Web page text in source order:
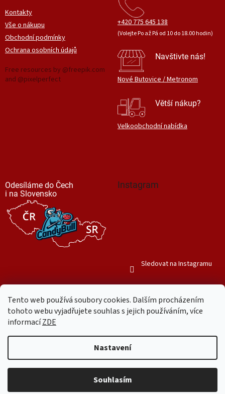
Tento web používá soubory cookies. Dalším procházením
tohoto webu vyjadřujete souhlas s jejich používáním, více
informacíZDE
Nastavení
Souhlasím
Kontakty
Vše o nákupu
Obchodní podmínky
Ochrana osobních údajů
Free resources by @freepik.com
and @pixelperfect
+420 775 645 138
(Volejte Po až Pá od 10 do 18.00 hodin)
Navštivte nás!
Nové Butovice / Metronom
Větší nákup?
Velkoobchodní nabídka
Odesíláme do Čech
i na Slovensko
Instagram
Sledovat na Instagramu
Copyright 2026Mr. Candy Bull. Všechna práva vyhrazena.Upravit
nastavení cookies